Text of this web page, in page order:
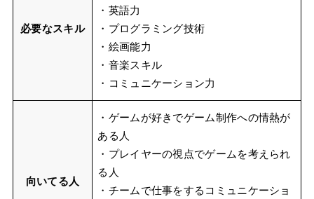
必要なスキル
・英語力
・プログラミング技術
・絵画能力
・音楽スキル
・コミュニケーション力
向いてる人
・ゲームが好きでゲーム制作への情熱が
ある人
・プレイヤーの視点でゲームを考えられ
る人
・チームで仕事をするコミュニケーショ